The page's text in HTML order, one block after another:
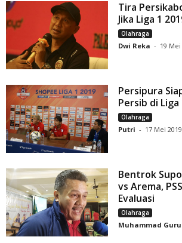
Tira
Jika Liga 1
Olahraga
Dwi Reka - 19 Mei
Persipura
Persib di Liga
Olahraga
Putri - 17 Mei 2019
Bentrok
vs Arema,
Evaluasi
Olahraga
Muhammad